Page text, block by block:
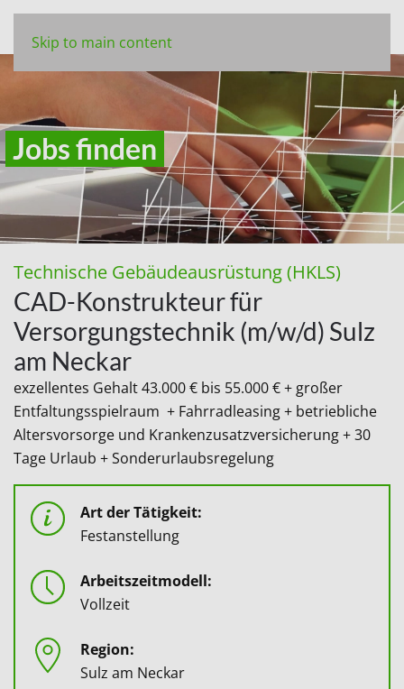
Skip to main content
Jobs finden
Technische Gebäudeausrüstung (HKLS)
CAD-Konstrukteur für
Versorgungstechnik (m/w/d) Sulz
am Neckar
exzellentes Gehalt 43.000 € bis 55.000 € + großer
Entfaltungsspielraum + Fahrradleasing + betriebliche
Altersvorsorge und Krankenzusatzversicherung + 30
Tage Urlaub + Sonderurlaubsregelung
Art der Tätigkeit:
Festanstellung
Arbeitszeitmodell:
Vollzeit
Region:
Sulz am Neckar